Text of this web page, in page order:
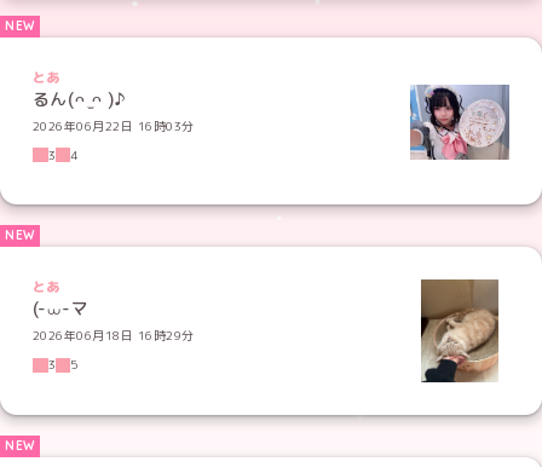
とあ
るん(ᴖ ̫ᴖ )♪
2026年06月22日 16時03分
3
4
とあ
(-⩊-マ
2026年06月18日 16時29分
3
5